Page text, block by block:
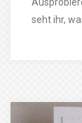
seht ihr,